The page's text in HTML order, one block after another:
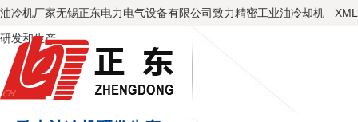
XML
油冷机厂家无锡正东电力电气设备有限公司致力精密工业油冷却机
研发和生产